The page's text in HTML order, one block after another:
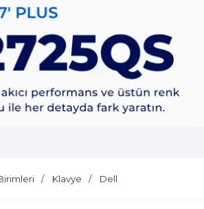
Klavye Dell